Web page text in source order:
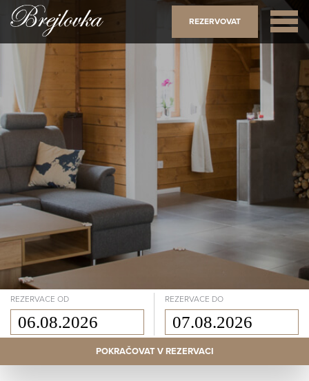
REZERVOVAT
REZERVACE OD REZERVACE DO
POKRAČOVAT V REZERVACI